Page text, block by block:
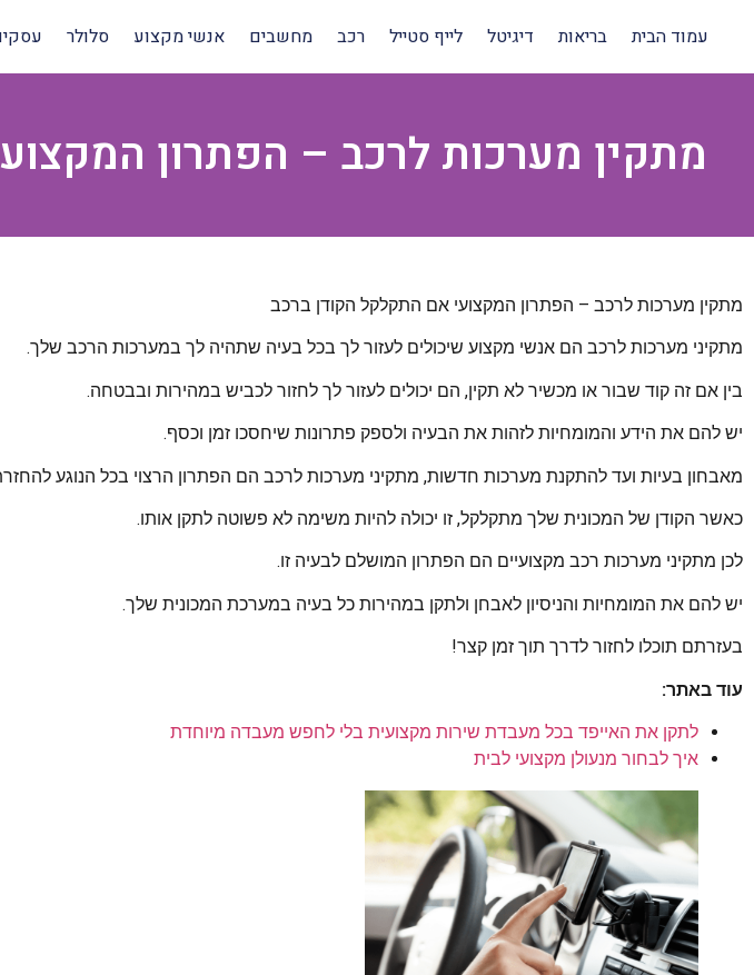
עמוד הבית בריאות דיגיטל לייף סטייל רכב מחשבים אנשי מקצוע סלולר
מתקין מערכות לרכב – הפתרון
מתקין מערכות לרכב – הפתרון המקצועי אם התקלקל הקודן ברכב
מתקיני מערכות לרכב הם אנשי מקצוע שיכולים לעזור לך בכל בעיה שתהיה לך במערכות הרכב שלך.
בין אם זה קוד שבור או מכשיר לא תקין, הם יכולים לעזור לך לחזור לכביש במהירות ובבטחה.
יש להם את הידע והמומחיות לזהות את הבעיה ולספק פתרונות שיחסכו זמן וכסף.
מאבחון בעיות ועד להתקנת מערכות חדשות, מתקיני מערכות לרכב הם הפתרון הרצוי בכל הנוגע
כאשר הקודן של המכונית שלך מתקלקל, זו יכולה להיות משימה לא פשוטה לתקן אותו.
לכן מתקיני מערכות רכב מקצועיים הם הפתרון המושלם לבעיה זו.
יש להם את המומחיות והניסיון לאבחן ולתקן במהירות כל בעיה במערכת המכונית שלך.
בעזרתם תוכלו לחזור לדרך תוך זמן קצר!
עוד באתר:
לתקן את האייפד בכל מעבדת שירות מקצועית בלי לחפש מעבדה מיוחדת
איך לבחור מנעולן מקצועי לבית